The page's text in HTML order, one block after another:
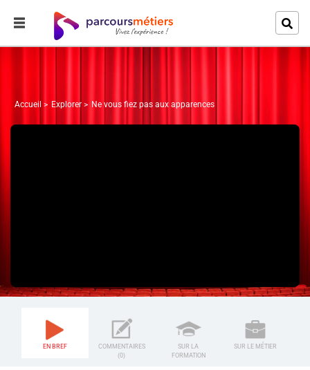
Accueil Explorer Ne vous fiez pas aux apparences
EN BREF
COMMENTAIRES
(0)
SUR LA
FORMATION
SUR LE MÉTIER